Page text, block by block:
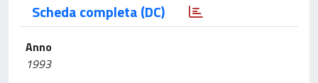
Scheda completa (DC)
Anno
1993